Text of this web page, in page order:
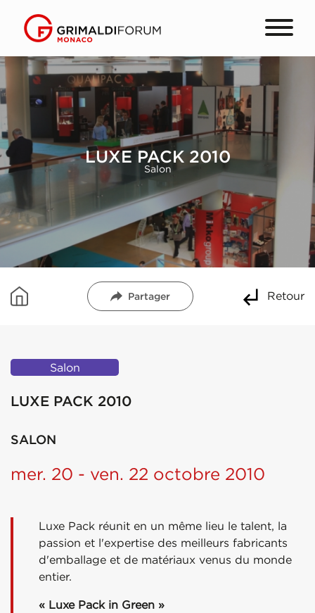
LUXE PACK 2010
Salon
Partager Retour
Salon
LUXE PACK 2010
SALON
mer. 20 - ven. 22 octobre 2010
Luxe Pack réunit en un même lieu le talent, la
passion et l'expertise des meilleurs fabricants
d'emballage et de matériaux venus du monde
entier.
« Luxe Pack in Green »